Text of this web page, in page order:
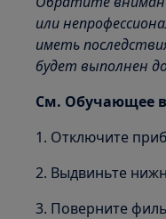
или
иметь
будет выполнен
См. Обучающее
1. Отключите
2. Выдвиньте
3. Поверните